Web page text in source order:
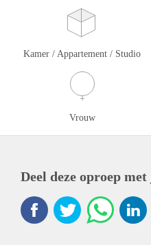
Kamer / Appartement / Studio
Vrouw
Deel deze oproep